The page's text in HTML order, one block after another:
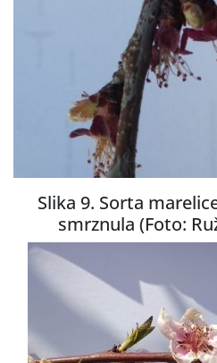
Slika 9. Sorta
smrznula (Foto: